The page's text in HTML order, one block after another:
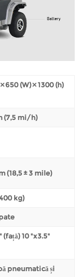
650 (W) × 1300 (h)
(7,5 mi/h)
(18,5 ± 3 mile)
kg)
(față) 10 "x3.5"
pneumatică și